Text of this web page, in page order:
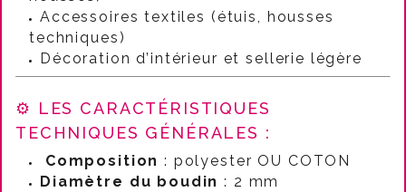
Accessoires textiles (étuis, housses
techniques)
Décoration d’intérieur et sellerie légère
⚙️ LES CARACTÉRISTIQUES
TECHNIQUES GÉNÉRALES :
Composition : polyester OU COTON
Diamètre du boudin : 2 mm